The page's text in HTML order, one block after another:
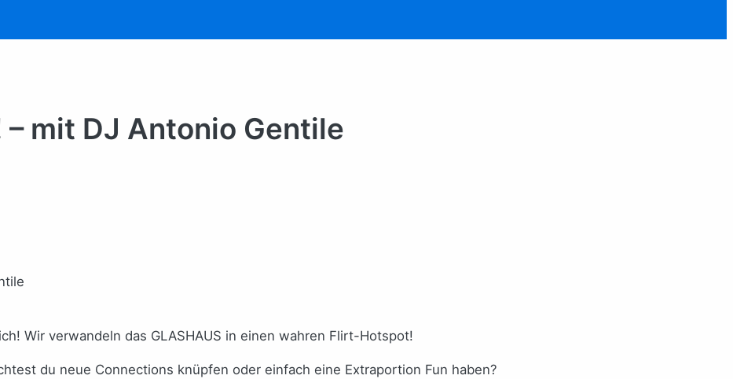
mit DJ Antonio Gentile
Wir verwandeln das GLASHAUS in einen wahren Flirt-Hotspot!
du neue Connections knüpfen oder einfach eine Extraportion Fun haben?